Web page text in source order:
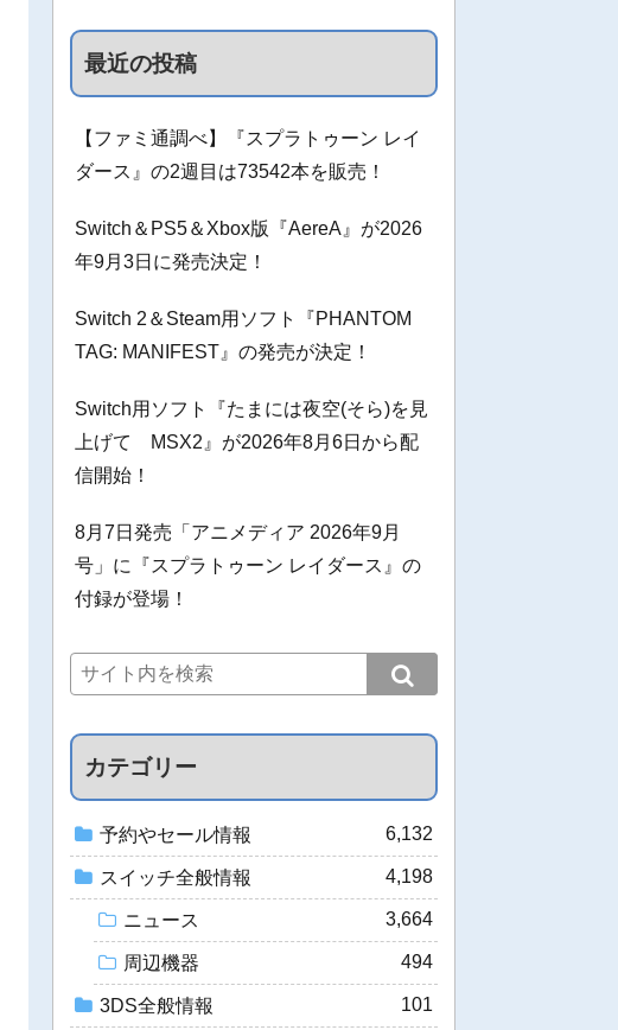
最近の投稿
【ファミ通調べ】『スプラトゥーン レイ
ダース』の2週目は73542本を販売！
Switch＆PS5＆Xbox版『AereA』が2026
年9月3日に発売決定！
Switch 2＆Steam用ソフト『PHANTOM
TAG: MANIFEST』の発売が決定！
Switch用ソフト『たまには夜空(そら)を見
上げて MSX2』が2026年8月6日から配
信開始！
8月7日発売「アニメディア 2026年9月
号」に『スプラトゥーン レイダース』の
付録が登場！
カテゴリー
予約やセール情報 6,132
スイッチ全般情報 4,198
ニュース 3,664
周辺機器 494
3DS全般情報 101